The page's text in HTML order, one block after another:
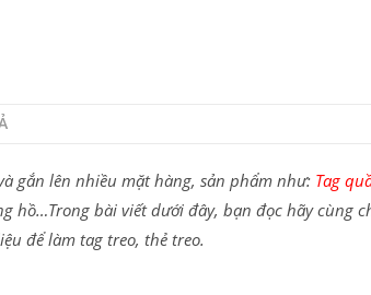
gắn lên nhiều mặt hàng, sản phẩm như: Tag
hồ…Trong bài viết dưới đây, bạn đọc hãy cùng
để làm tag treo, thẻ treo.